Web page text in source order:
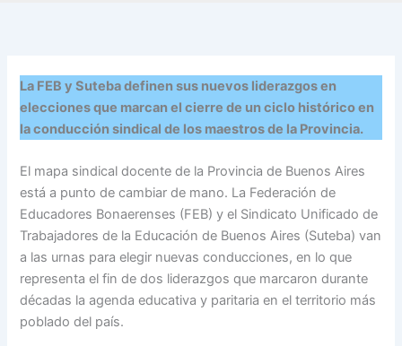
La FEB y Suteba definen sus nuevos liderazgos en
elecciones que marcan el cierre de un ciclo histórico en
la conducción sindical de los maestros de la Provincia.
El mapa sindical docente de la Provincia de Buenos Aires
está a punto de cambiar de mano. La Federación de
Educadores Bonaerenses (FEB) y el Sindicato Unificado de
Trabajadores de la Educación de Buenos Aires (Suteba) van
a las urnas para elegir nuevas conducciones, en lo que
representa el fin de dos liderazgos que marcaron durante
décadas la agenda educativa y paritaria en el territorio más
poblado del país.